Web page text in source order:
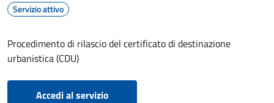
Servizio attivo
Procedimento di rilascio del certificato di destinazione
urbanistica (CDU)
Accedi al servizio